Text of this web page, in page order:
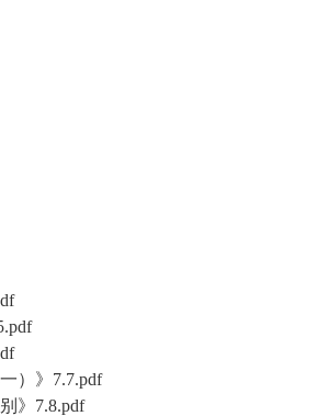
）》7.7.pdf
》7.8.pdf